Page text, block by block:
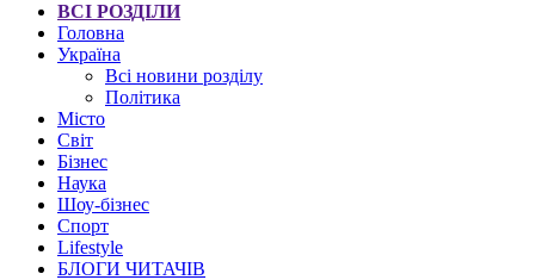
ВСІ РОЗДІЛИ
Головна
Україна
Всі новини розділу
Політика
Місто
Світ
Бізнес
Наука
Шоу-бізнес
Спорт
Lifestyle
БЛОГИ ЧИТАЧІВ